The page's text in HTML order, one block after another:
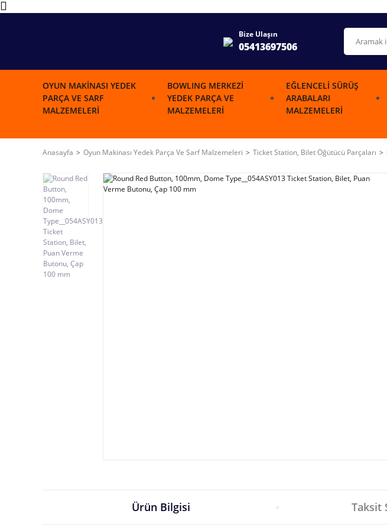
Bize Ulaşın
05413697506
OYUN MAKINASI YEDEK
PARÇA VE SARF
MALZEMELERI
BOWLING MERKEZI
YEDEK PARÇA VE
MALZEMELERI
EĞLENCELI SÜRÜŞ
ARABALARI
MALZEMELERI
Anasayfa Oyun Makinası Yedek Parça Ve Sarf Malzemeleri Ticket Station, Bilet Öğütücü Parçaları
Ürün Bilgisi Taksit